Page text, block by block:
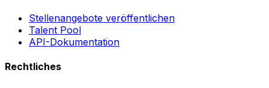
Stellenangebote veröffentlichen
Talent Pool
API-Dokumentation
Rechtliches